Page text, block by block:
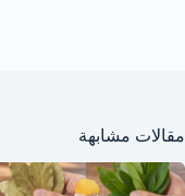
مقالات مشابهة